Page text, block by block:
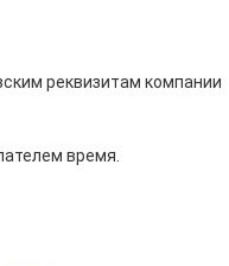
реквизитам компании
время.